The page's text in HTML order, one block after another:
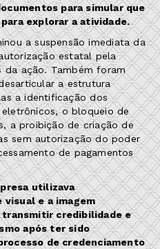
para simular que
explorar a atividade.
a suspensão imediata da
estatal pela
da ação. Também foram
a estrutura
a identificação dos
o bloqueio de
a proibição de criação de
sem autorização do poder
de pagamentos
utilizava
e a imagem
credibilidade e
após ter sido
de credenciamento